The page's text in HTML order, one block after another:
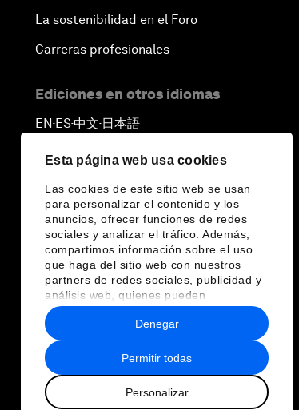
Esta página web usa cookies
Las cookies de este sitio web se usan
para personalizar el contenido y los
anuncios, ofrecer funciones de redes
sociales y analizar el tráfico. Además,
compartimos información sobre el uso
que haga del sitio web con nuestros
partners de redes sociales, publicidad y
análisis web, quienes pueden
combinarla con otra información que les
haya proporcionado o que hayan
recopilado a partir del uso que haya
hecho de sus servicios.
Permitir todas
Personalizar
Denegar
La sostenibilidad en el Foro
Carreras profesionales
Ediciones en otros idiomas
EN ▪ ES▪中文▪ 日本語